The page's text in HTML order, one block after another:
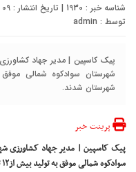
شناسه خبر : 1930 | تاریخ انتشار : 09 تیر 1404 - 12:26 | تعداد دیدگاه :
توسط : admin
پیک کاسپین | مدیر جهاد
شهرستان شدند.
پرینت خبر
پیک کاسپین | مدیر جهاد کشاورزی
سوادکوه شمالی موفق به تولید بیش از۱۲ تن لیموترش در این شهرستان شدند.